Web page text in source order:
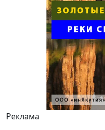
Реклама